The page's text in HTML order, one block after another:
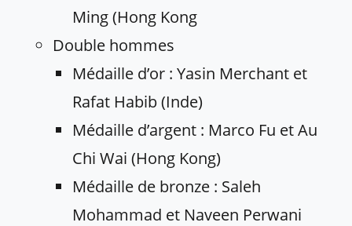
Ming (Hong Kong
Double hommes
Médaille d’or : Yasin Merchant et
Rafat Habib (Inde)
Médaille d’argent : Marco Fu et Au
Chi Wai (Hong Kong)
Médaille de bronze : Saleh
Mohammad et Naveen Perwani